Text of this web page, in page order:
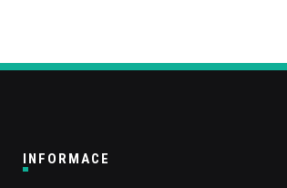
INFORMACE